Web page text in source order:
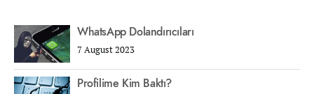
WhatsApp Dolandırıcıları
7 August 2023
Profilime Kim Baktı?